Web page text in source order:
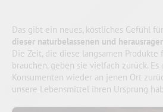
Das gibt ein neues, köstliches Gefühl
dieser naturbelassenen und
Die Zeit, die diese langsamen
brauchen, geben sie vielfach zurück. Es
Konsumenten wieder an jenen Ort
unsere Lebensmittel ihren Ursprung